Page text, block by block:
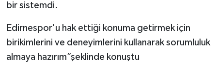
bir sistemdi.
Edirnespor'u hak ettiği konuma getirmek için
birikimlerini ve deneyimlerini kullanarak sorumluluk
almaya hazırım”şeklinde konuştu